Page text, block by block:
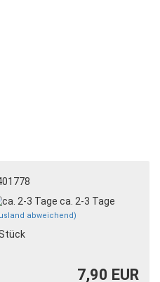
ca. 2-3 Tage
abweichend)
7,90 EUR